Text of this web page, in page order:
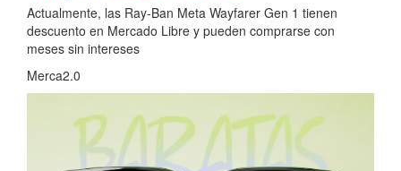
Actualmente, las Ray-Ban Meta Wayfarer Gen 1 tienen
descuento en Mercado Libre y pueden comprarse con
meses sin intereses
Merca2.0